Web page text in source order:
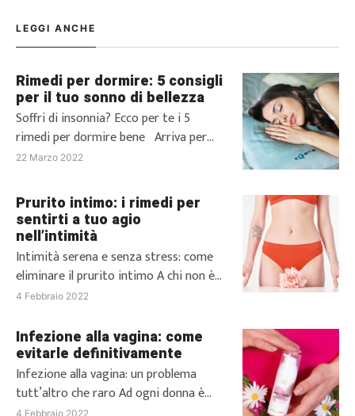
LEGGI ANCHE
Rimedi per dormire: 5 consigli
per il tuo sonno di bellezza
Soffri di insonnia? Ecco per te i 5
rimedi per dormire bene Arriva per
tutti quel fatidico momento della
a dormire, attenendo con ansia il
momento in cui potrai finalmente
posare la testa sul cuscino e,
puntualmente passi la notte a girarti e
rigirarti nel letto […]
22 Marzo 2022
Prurito intimo: i rimedi per
sentirti a tuo agio
nell’intimità
Intimità serena e senza stress: come
eliminare il prurito intimo A chi non è
mai capitato di soffrire di prurito
peggiorare la situazione può essere la
sua comparsa in momenti particolari.
Capita, infatti, a molte donne di
soffrire di irritazioni, prudore intimo e
bruciore, tutte situazioni che
4 Febbraio 2022
Infezione alla vagina: come
evitarle definitivamente
Infezione alla vagina: un problema
tutt’altro che raro Ad ogni donna è
4 Febbraio 2022